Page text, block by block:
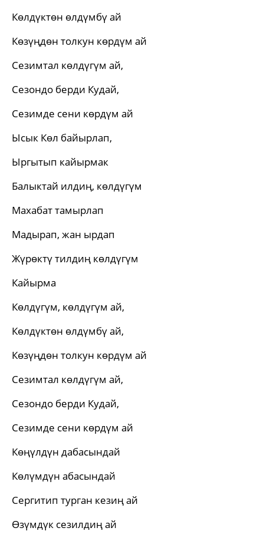
Көлдүктөн өлдүмбү ай
Көзүңдөн толкун көрдүм ай
Сезимтал көлдүгүм ай,
Сезондо берди Кудай,
Сезимде сени көрдүм ай
Ысык Көл байырлап,
Ыргытып кайырмак
Балыктай илдиң, көлдүгүм
Махабат тамырлап
Мадырап, жан ырдап
Жүрөктү тилдиң көлдүгүм
Кайырма
Көлдүгүм, көлдүгүм ай,
Көлдүктөн өлдүмбү ай,
Көзүңдөн толкун көрдүм ай
Сезимтал көлдүгүм ай,
Сезондо берди Кудай,
Сезимде сени көрдүм ай
Көңүлдүн дабасындай
Көлүмдүн абасындай
Сергитип турган кезиң ай
Өзүмдүк сезилдиң ай